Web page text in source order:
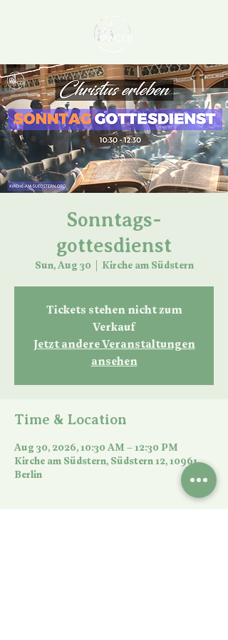
Sonntags-
gottesdienst
Sun, Aug 30 Kirche am Südstern
Tickets stehen nicht zum
Verkauf
Jetzt andere Veranstaltungen
ansehen
Time & Location
Aug 30, 2026, 10:30 AM – 12:30 PM
Kirche am Südstern, Südstern 12, 10961
Berlin